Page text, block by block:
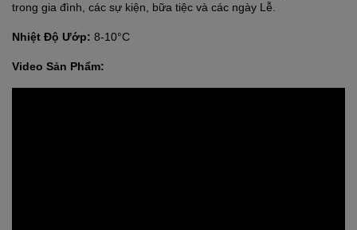
trong gia đình, các sự kiện, bữa tiệc và các ngày Lễ.
Nhiệt Độ Ướp: 8-10°C
Video Sản Phẩm: